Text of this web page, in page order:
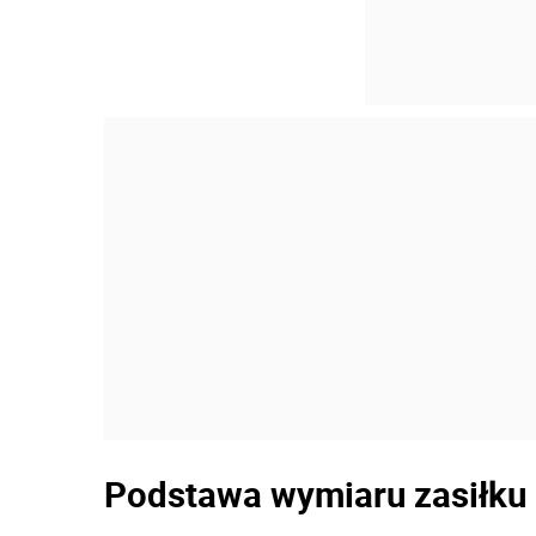
Podstawa wymiaru zasiłku